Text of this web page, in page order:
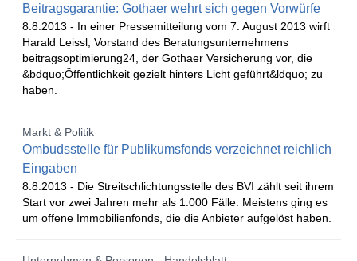
Beitragsgarantie: Gothaer wehrt sich gegen Vorwürfe
8.8.2013 - In einer Pressemitteilung vom 7. August 2013 wirft
Harald Leissl, Vorstand des Beratungsunternehmens
beitragsoptimierung24, der Gothaer Versicherung vor, die
&bdquo;Öffentlichkeit gezielt hinters Licht geführt&ldquo; zu
haben.
Markt & Politik
Ombudsstelle für Publikumsfonds verzeichnet reichlich
Eingaben
8.8.2013 - Die Streitschlichtungsstelle des BVI zählt seit ihrem
Start vor zwei Jahren mehr als 1.000 Fälle. Meistens ging es
um offene Immobilienfonds, die die Anbieter aufgelöst haben.